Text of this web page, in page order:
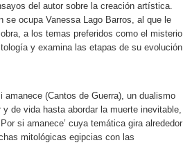
del autor sobre la creación artística.
se ocupa Vanessa Lago Barros, al que le
a los temas preferidos como el misterio
y examina las etapas de su evolución
(Cantos de Guerra), un dualismo
de vida hasta abordar la muerte inevitable,
si amanece’ cuya temática gira alrededor
mitológicas egipcias con las